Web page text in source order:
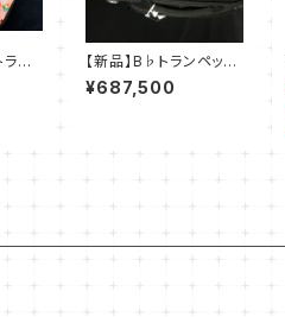
ン
【新品】B♭トランペッ
ト ユルゲン・フォーク
ト K37 RSP
¥687,500